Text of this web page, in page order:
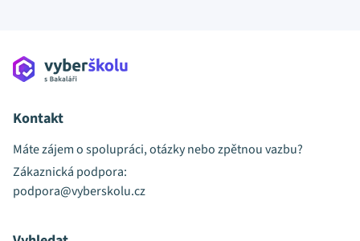
Kontakt
Máte zájem o spolupráci, otázky nebo zpětnou vazbu?
Zákaznická podpora:
podpora@vyberskolu.cz